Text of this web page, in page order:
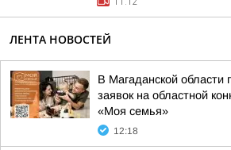
ЛЕНТА НОВОСТЕЙ
В Магаданской области
заявок на областной
«Моя семья»
12:18